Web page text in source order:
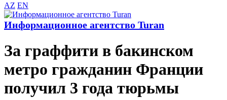
AZ EN
Информационное агентство Turan
За граффити в бакинском
метро гражданин Франции
получил 3 года тюрьмы